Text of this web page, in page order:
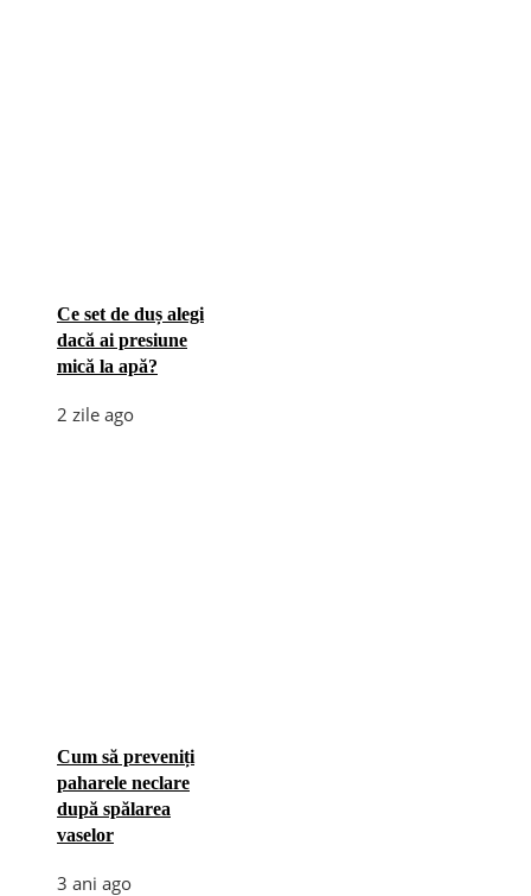
Ce set de duș alegi
dacă ai presiune
mică la apă?
2 zile ago
Cum să preveniți
paharele neclare
după spălarea
vaselor
3 ani ago